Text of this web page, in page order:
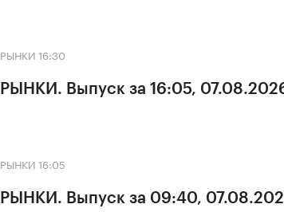
РЫНКИ 16:30
РЫНКИ. Выпуск за 16:05,
РЫНКИ 16:05
РЫНКИ. Выпуск за 09:40,